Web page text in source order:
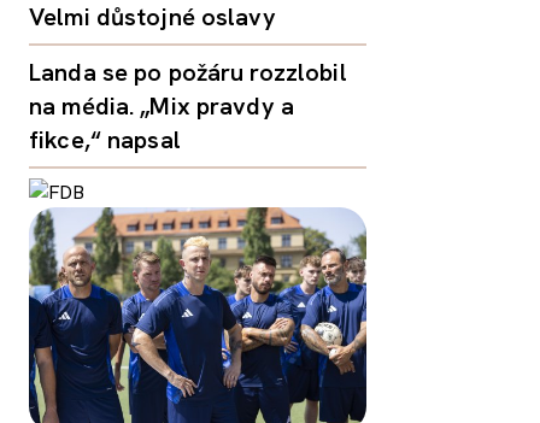
Velmi důstojné oslavy
Landa se po požáru rozzlobil
na média. „Mix pravdy a
fikce,“ napsal